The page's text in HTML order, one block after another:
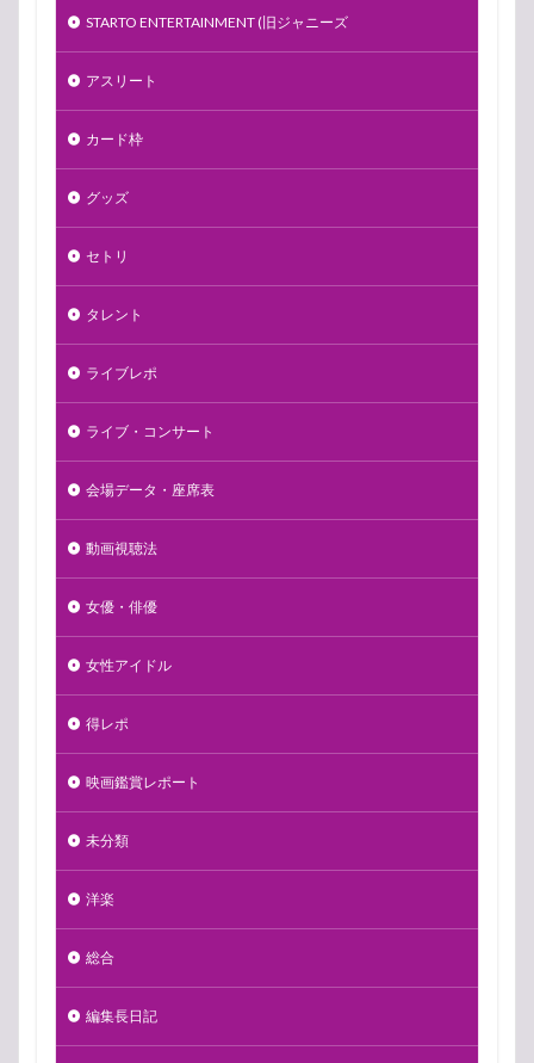
STARTO ENTERTAINMENT (旧ジャニーズ
アスリート
カード枠
グッズ
セトリ
タレント
ライブレポ
ライブ・コンサート
会場データ・座席表
動画視聴法
女優・俳優
女性アイドル
得レポ
映画鑑賞レポート
未分類
洋楽
総合
編集長日記